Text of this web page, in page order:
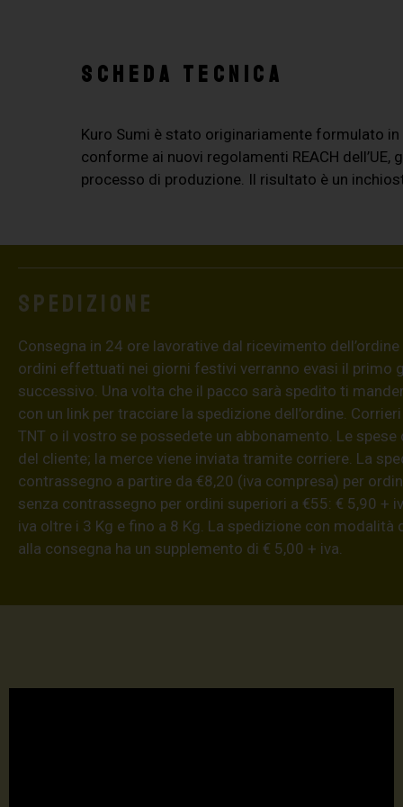
SCHEDA TECNICA
Kuro Sumi è stato originariamente formulato
conforme ai nuovi regolamenti REACH
processo di produzione. Il risultato è un
Spedizione
Consegna in 24 ore lavorative dal ricevimento
ordini effettuati nei giorni festivi verranno evasi il primo
successivo. Una volta che il pacco sarà spedito ti
con un link per tracciare la spedizione dell’ordine.
TNT o il vostro se possedete un abbonamento. Le
del cliente; la merce viene inviata tramite corriere. La
contrassegno a partire da €8,20 (iva compresa) per
senza contrassegno per ordini superiori a €55: € 5,90 +
iva oltre i 3 Kg e fino a 8 Kg. La spedizione con
alla consegna ha un supplemento di € 5,00 + iva.